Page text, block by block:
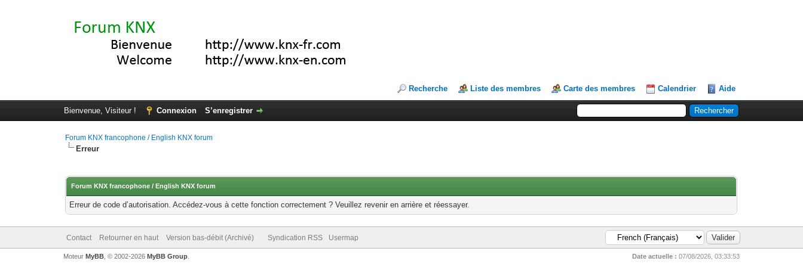
Recherche Liste des membres Carte des membres Calendrier Aide
Bienvenue, Visiteur ! Connexion S’enregistrer
Forum KNX francophone / English KNX forum
Erreur
Forum KNX francophone / English KNX forum
Erreur de code d’autorisation. Accédez-vous à cette fonction correctement ? Veuillez revenir en arrière et réessayer.
Contact Retourner en haut Version bas-débit (Archivé) Syndication RSS Usermap
Date actuelle : 07/08/2026, 03:33:53
Moteur MyBB, © 2002-2026 MyBB Group.